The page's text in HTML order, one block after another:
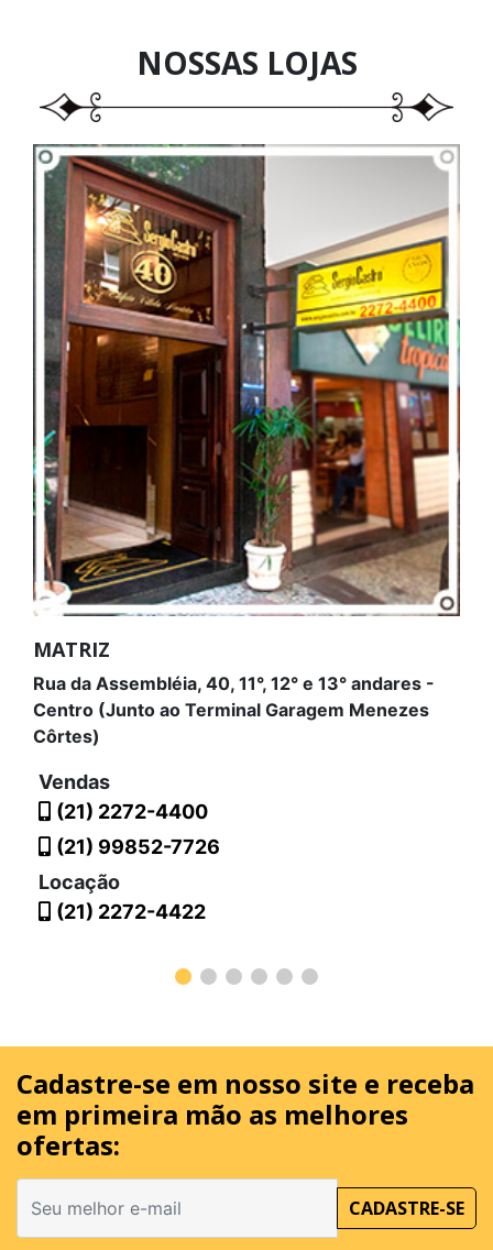
NOSSAS LOJAS
MATRIZ
Rua da Assembléia, 40, 11°, 12° e 13° andares -
Centro (Junto ao Terminal Garagem Menezes
Côrtes)
Vendas
(21) 2272-4400
(21) 99852-7726
Locação
(21) 2272-4422
Cadastre-se em nosso site e receba
em primeira mão as melhores
ofertas:
CADASTRE-SE